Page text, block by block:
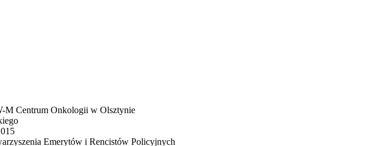
M Centrum Onkologii w Olsztynie
Emerytów i Rencistów Policyjnych